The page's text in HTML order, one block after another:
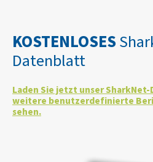
KOSTENLOSES
Datenblatt
Laden Sie jetzt unser
weitere benutzerdefinierte
sehen.